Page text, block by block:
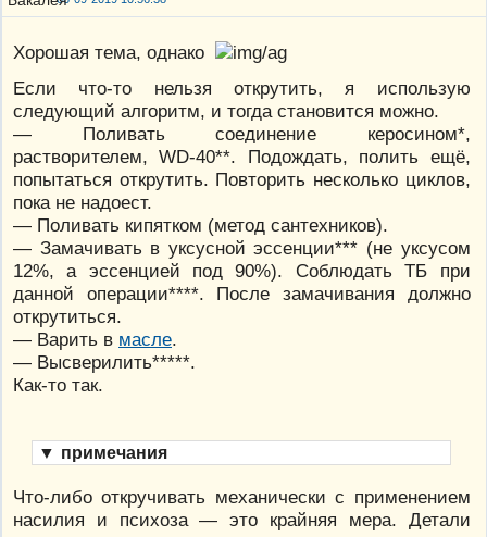
Хорошая тема, однако
Если что-то нельзя открутить, я использую
следующий алгоритм, и тогда становится можно.
— Поливать соединение керосином*,
растворителем, WD-40**. Подождать, полить ещё,
попытаться открутить. Повторить несколько циклов,
пока не надоест.
— Поливать кипятком (метод сантехников).
— Замачивать в уксусной эссенции*** (не уксусом
12%, а эссенцией под 90%). Соблюдать ТБ при
данной операции****. После замачивания должно
открутиться.
— Варить в масле.
— Высверилить*****.
Как-то так.
▼ примечания
Что-либо откручивать механически с применением
насилия и психоза — это крайняя мера. Детали